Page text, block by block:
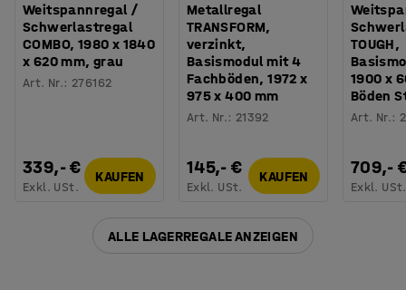
Weitspannregal /
Schwerlastregal
COMBO, 1980 x 1840
x 620 mm, grau
Art. Nr.: 276162
339,- €
Exkl. USt.
KAUFEN
Metallregal
TRANSFORM,
verzinkt,
Basismodul mit 4
Fachböden, 1972 x
975 x 400 mm
Art. Nr.: 21392
145,- €
Exkl. USt.
KAUFEN
TOUGH,
1900 x
Böden
Art. Nr.:
709,-
Exkl. USt.
ALLE LAGERREGALE ANZEIGEN